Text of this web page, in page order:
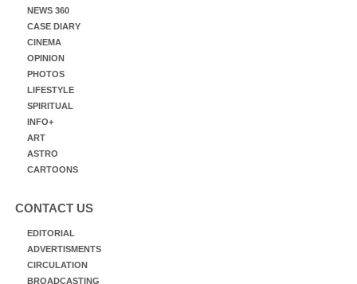
NEWS 360
CASE DIARY
CINEMA
OPINION
PHOTOS
LIFESTYLE
SPIRITUAL
INFO+
ART
ASTRO
CARTOONS
CONTACT US
EDITORIAL
ADVERTISMENTS
CIRCULATION
BROADCASTING